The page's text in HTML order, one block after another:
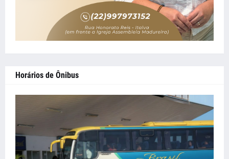
Horários de Ônibus